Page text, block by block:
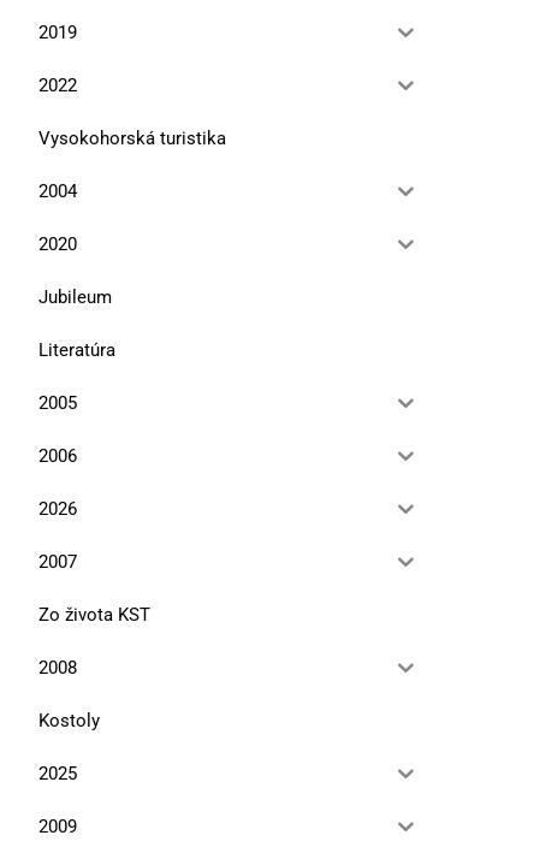
2019
2022
Vysokohorská turistika
2004
2020
Jubileum
Literatúra
2005
2006
2026
2007
Zo života KST
2008
Kostoly
2025
2009